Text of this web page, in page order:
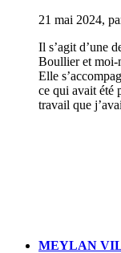
21 mai 2024,
Il s’agit d’une
Boullier et moi-
Elle
ce qui avait été
travail que
MEYLAN